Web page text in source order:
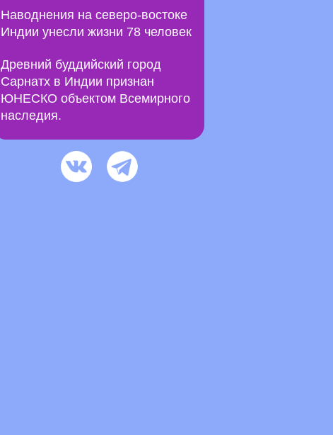
Наводнения на северо-востоке
Индии унесли жизни 78 человек
Древний буддийский город
Сарнатх в Индии признан
ЮНЕСКО объектом Всемирного
наследия.